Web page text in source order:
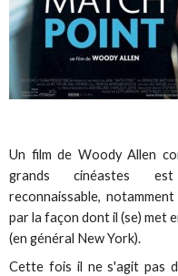
Un film de Woody Allen
grands cinéastes est
reconnaissable,
par la façon dont il (se) met
(en général New York).
Cette fois il ne s'agit pas